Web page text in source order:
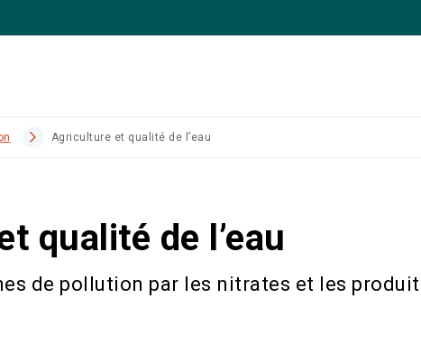
Agriculture et qualité de l’eau
qualité de l’eau
de pollution par les nitrates et les